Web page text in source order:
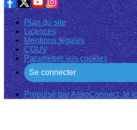
Plan du site
Licences
Mentions légales
CGUV
Paramétrer vos cookies
Se connecter
Propulsé par AssoConnect, le